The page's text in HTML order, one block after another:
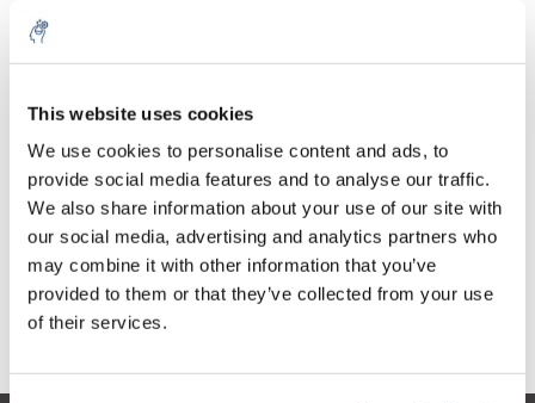
This website uses cookies
We use cookies to personalise content and ads, to
provide social media features and to analyse our traffic.
We also share information about your use of our site with
our social media, advertising and analytics partners who
may combine it with other information that you’ve
provided to them or that they’ve collected from your use
of their services.
Aantal Product
100 Stuks
€47,64
Excl. btw
€57,65
Incl. btw
Meer
Toevoegen aan winkelwagen
Informatie